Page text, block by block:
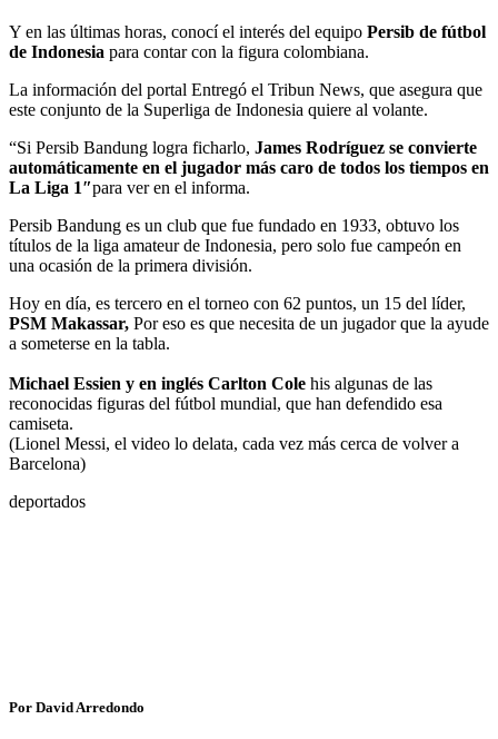
Y en las últimas horas, conocí el interés del equipo Persib de fútbol
de Indonesia para contar con la figura colombiana.
La información del portal Entregó el Tribun News, que asegura que
este conjunto de la Superliga de Indonesia quiere al volante.
“Si Persib Bandung logra ficharlo, James Rodríguez se convierte
automáticamente en el jugador más caro de todos los tiempos en
La Liga 1″para ver en el informa.
Persib Bandung es un club que fue fundado en 1933, obtuvo los
títulos de la liga amateur de Indonesia, pero solo fue campeón en
una ocasión de la primera división.
Hoy en día, es tercero en el torneo con 62 puntos, un 15 del líder,
PSM Makassar, Por eso es que necesita de un jugador que la ayude
a someterse en la tabla.
Michael Essien y en inglés Carlton Cole his algunas de las
reconocidas figuras del fútbol mundial, que han defendido esa
camiseta.
(Lionel Messi, el video lo delata, cada vez más cerca de volver a
Barcelona)
deportados
Por David Arredondo